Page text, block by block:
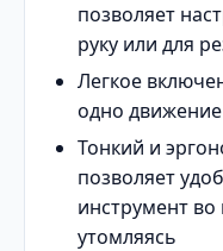
позволяет
руку или для
Легкое
одно движение
Тонкий и
позволяет
инструмент
утомляясь